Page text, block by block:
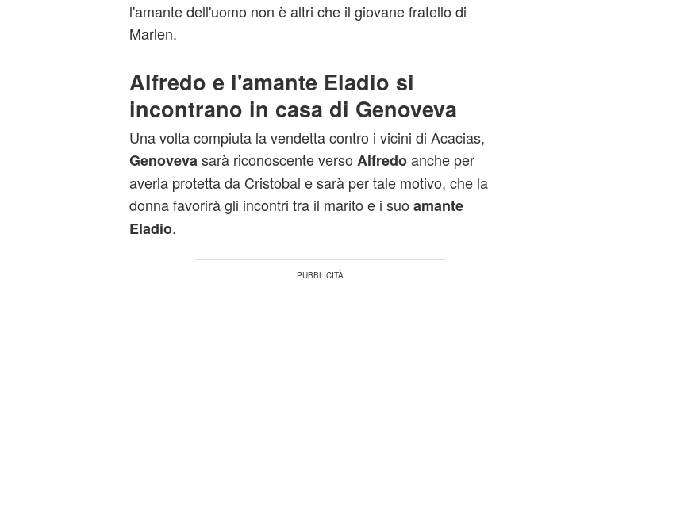
l'amante dell'uomo non è altri che il giovane fratello di
Marlen.
Alfredo e l'amante Eladio si
incontrano in casa di Genoveva
Una volta compiuta la vendetta contro i vicini di Acacias,
Genoveva sarà riconoscente verso Alfredoanche per
averla protetta da Cristobal e sarà per tale motivo, che la
donna favorirà gli incontri tra il marito e i suo amante
Eladio.